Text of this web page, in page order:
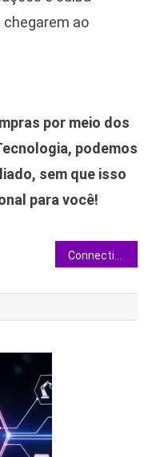
chegarem ao
por meio dos
podemos
sem que isso
para você!